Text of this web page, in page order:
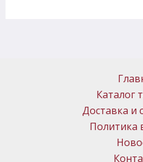
Каталог
Доставка и
Политика